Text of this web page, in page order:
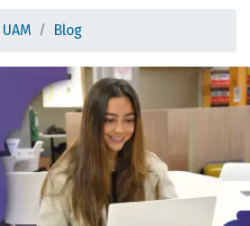
Blog